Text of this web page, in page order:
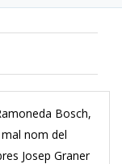
Bosch,
nom del
Josep Graner